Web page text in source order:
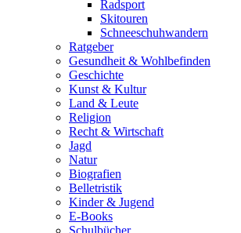
Radsport
Skitouren
Schneeschuhwandern
Ratgeber
Gesundheit & Wohlbefinden
Geschichte
Kunst & Kultur
Land & Leute
Religion
Recht & Wirtschaft
Jagd
Natur
Biografien
Belletristik
Kinder & Jugend
E-Books
Schulbücher